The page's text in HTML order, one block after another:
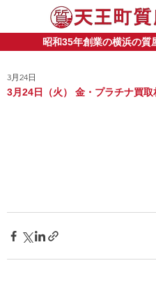
昭和35年創業の横浜の質
3月24日（火） 金・プラチナ買取
3月24日